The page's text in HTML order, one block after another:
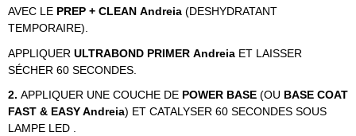
AVEC LE PREP + CLEAN Andreia (DESHYDRATANT
TEMPORAIRE).
APPLIQUER ULTRABOND PRIMER Andreia ET LAISSER
SÉCHER 60 SECONDES.
2. APPLIQUER UNE COUCHE DE POWER BASE (OU BASE COAT
FAST & EASY Andreia) ET CATALYSER 60 SECONDES SOUS
LAMPE LED .